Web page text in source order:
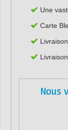
Une
Carte
Nous